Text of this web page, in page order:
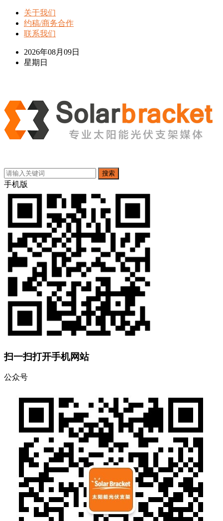
关于我们
约稿/商务合作
联系我们
2026年08月09日
星期日
搜索
手机版
扫一扫打开手机网站
公众号